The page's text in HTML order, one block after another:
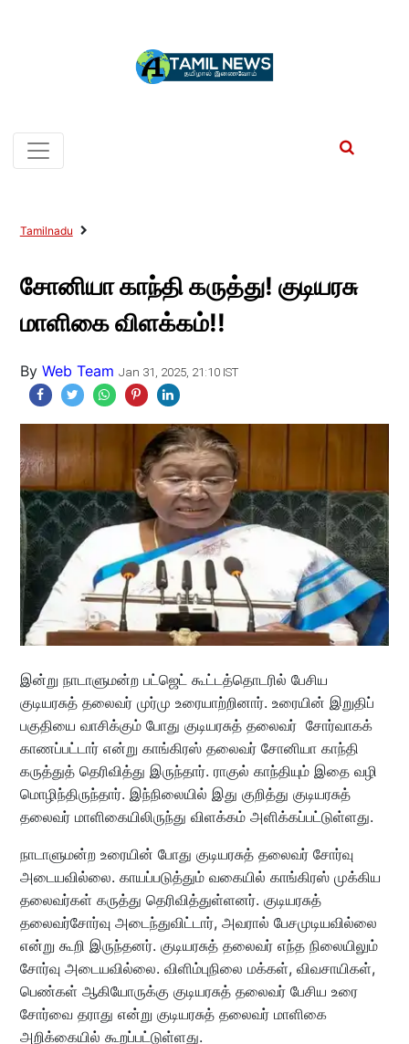
Tamilnadu
சோனியா காந்தி கருத்து! குடியரசு
மாளிகை விளக்கம்!!
By Web Team Jan 31, 2025, 21:10 IST
இன்று நாடாளுமன்ற பட்ஜெட் கூட்டத்தொடரில் பேசிய
குடியரசுத் தலைவர் முர்மு உரையாற்றினார். உரையின் இறுதிப்
பகுதியை வாசிக்கும் போது குடியரசுத் தலைவர் சோர்வாகக்
காணப்பட்டார் என்று காங்கிரஸ் தலைவர் சோனியா காந்தி
கருத்துத் தெரிவித்து இருந்தார். ராகுல் காந்தியும் இதை வழி
மொழிந்திருந்தார். இந்நிலையில் இது குறித்து குடியரசுத்
தலைவர் மாளிகையிலிருந்து விளக்கம் அளிக்கப்பட்டுள்ளது.
நாடாளுமன்ற உரையின் போது குடியரசுத் தலைவர் சோர்வு
அடையவில்லை. காயப்படுத்தும் வகையில் காங்கிரஸ் முக்கிய
தலைவர்கள் கருத்து தெரிவித்துள்ளனர். குடியரசுத்
தலைவர்சோர்வு அடைந்துவிட்டார், அவரால் பேசமுடியவில்லை
என்று கூறி இருந்தனர். குடியரசுத் தலைவர் எந்த நிலையிலும்
சோர்வு அடையவில்லை. விளிம்புநிலை மக்கள், விவசாயிகள்,
பெண்கள் ஆகியோருக்கு குடியரசுத் தலைவர் பேசிய உரை
சோர்வை தராது என்று குடியரசுத் தலைவர் மாளிகை
அறிக்கையில் கூறப்பட்டுள்ளது.